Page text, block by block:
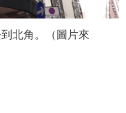
北角。（圖片來